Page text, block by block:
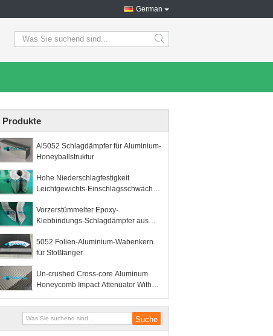
German
search
Produkte
Al5052 Schlagdämpfer für Aluminium-
Honeyballstruktur
Hohe Niederschlagfestigkeit
Leichtgewichts-Einschlagsschwächer
Vorzerstümmelter Epoxy-
Klebbindungs-Schlagdämpfer aus
5052 Folien-Aluminium-Wabenkern
für Stoßfänger
Un-crushed Cross-core Aluminum
Honeycomb Impact Attenuator With
for Safety-related Nuclear Structures